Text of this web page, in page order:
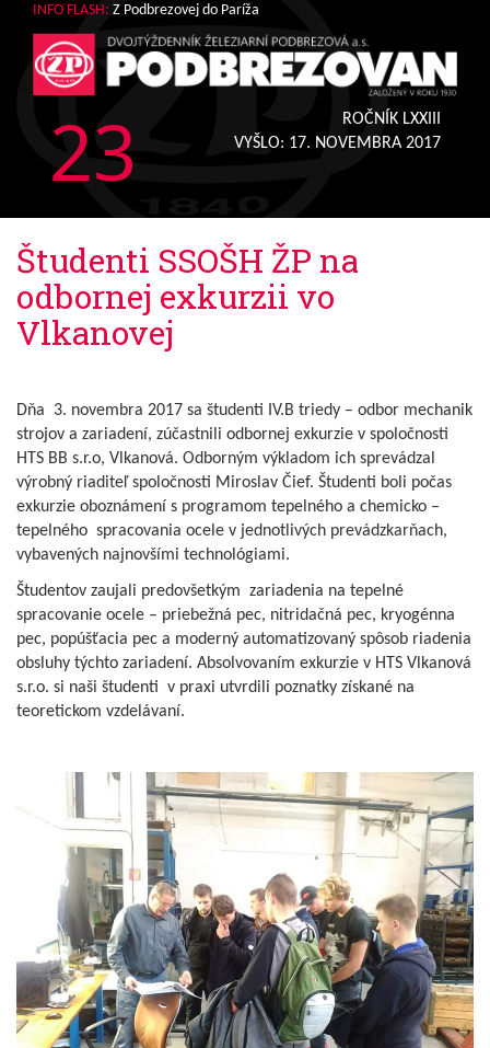
INFO FLASH: Z Podbrezovej do Paríža
23
ROČNÍK LXXIII
VYŠLO: 17. NOVEMBRA 2017
Študenti SSOŠH ŽP na
odbornej exkurzii vo
Vlkanovej
Dňa 3. novembra 2017 sa študenti IV.B triedy – odbor mechanik
strojov a zariadení, zúčastnili odbornej exkurzie v spoločnosti
HTS BB s.r.o, Vlkanová. Odborným výkladom ich sprevádzal
výrobný riaditeľ spoločnosti Miroslav Čief. Študenti boli počas
exkurzie oboznámení s programom tepelného a chemicko –
tepelného spracovania ocele v jednotlivých prevádzkarňach,
vybavených najnovšími technológiami.
Študentov zaujali predovšetkým zariadenia na tepelné
spracovanie ocele – priebežná pec, nitridačná pec, kryogénna
pec, popúšťacia pec a moderný automatizovaný spôsob riadenia
obsluhy týchto zariadení. Absolvovaním exkurzie v HTS Vlkanová
s.r.o. si naši študenti v praxi utvrdili poznatky získané na
teoretickom vzdelávaní.